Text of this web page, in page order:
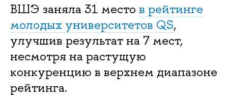
ВШЭ заняла 31 место в рейтинге
молодых университетов QS,
улучшив результат на 7 мест,
несмотря на растущую
конкуренцию в верхнем диапазоне
рейтинга.